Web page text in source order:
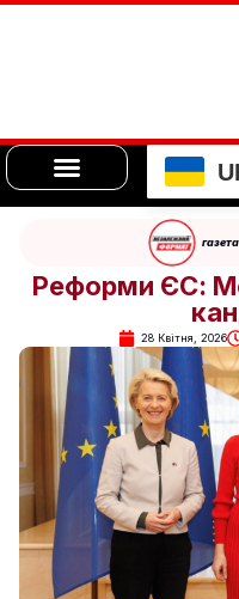
Реформи ЄС:
28 Квітня, 2026